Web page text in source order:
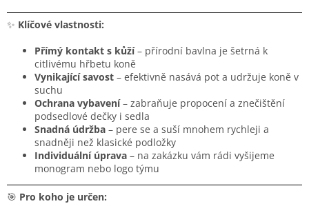
✨ Klíčové vlastnosti:
Přímý kontakt s kůží – přírodní bavlna je šetrná k
citlivému hřbetu koně
Vynikající savost – efektivně nasává pot a udržuje koně v
suchu
Ochrana vybavení – zabraňuje propocení a znečištění
podsedlové dečky i sedla
Snadná údržba – pere se a suší mnohem rychleji a
snadněji než klasické podložky
Individuální úprava – na zakázku vám rádi vyšijeme
monogram nebo logo týmu
🎯 Pro koho je určen: